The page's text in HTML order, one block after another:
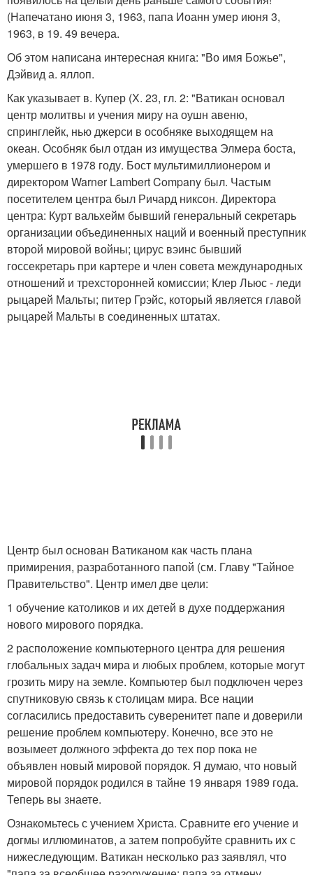
(Напечатано июня 3, 1963, папа Иоанн умер июня 3,
1963, в 19. 49 вечера.
Об этом написана интересная книга: "Во имя Божье",
Дэйвид а. яллоп.
Как указывает в. Купер (Х. 23, гл. 2: "Ватикан основал
центр молитвы и учения миру на оушн авеню,
спринглейк, нью джерси в особняке выходящем на
океан. Особняк был отдан из имущества Элмера боста,
умершего в 1978 году. Бост мультимиллионером и
директором Warner Lambert Company был. Частым
посетителем центра был Ричард никсон. Директора
центра: Курт вальхейм бывший генеральный секретарь
организации объединенных наций и военный преступник
второй мировой войны; цирус вэинс бывший
госсекретарь при картере и член совета международных
отношений и трехсторонней комиссии; Клер Льюс - леди
рыцарей Мальты; питер Грэйс, который является главой
рыцарей Мальты в соединенных штатах.
Центр был основан Ватиканом как часть плана
примирения, разработанного папой (см. Главу "Тайное
Правительство". Центр имел две цели:
1 обучение католиков и их детей в духе поддержания
нового мирового порядка.
2 расположение компьютерного центра для решения
глобальных задач мира и любых проблем, которые могут
грозить миру на земле. Компьютер был подключен через
спутниковую связь к столицам мира. Все нации
согласились предоставить суверенитет папе и доверили
решение проблем компьютеру. Конечно, все это не
возымеет должного эффекта до тех пор пока не
объявлен новый мировой порядок. Я думаю, что новый
мировой порядок родился в тайне 19 января 1989 года.
Теперь вы знаете.
Ознакомьтесь с учением Христа. Сравните его учение и
догмы иллюминатов, а затем попробуйте сравнить их с
нижеследующим. Ватикан несколько раз заявлял, что